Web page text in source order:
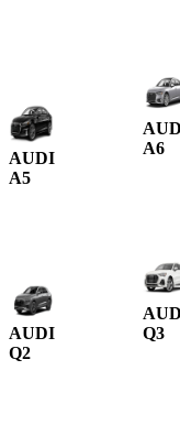
AUDI
A5
A6
AUDI
Q2
Q3